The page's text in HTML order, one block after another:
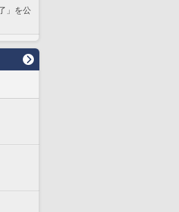
」を公